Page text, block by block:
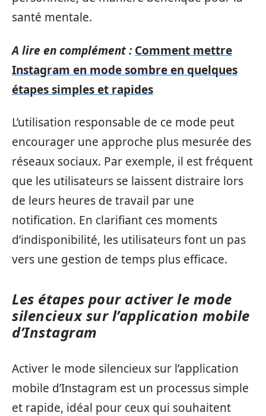
santé mentale.
A lire en complément : Comment mettre
Instagram en mode sombre en quelques
étapes simples et rapides
L’utilisation responsable de ce mode peut
encourager une approche plus mesurée des
réseaux sociaux. Par exemple, il est fréquent
que les utilisateurs se laissent distraire lors
de leurs heures de travail par une
notification. En clarifiant ces moments
d’indisponibilité, les utilisateurs font un pas
vers une gestion de temps plus efficace.
Les étapes pour activer le mode
silencieux sur l’application mobile
d’Instagram
Activer le mode silencieux sur l’application
mobile d’Instagram est un processus simple
et rapide, idéal pour ceux qui souhaitent